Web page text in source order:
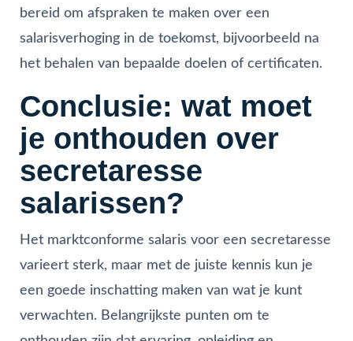
bereid om afspraken te maken over een
salarisverhoging in de toekomst, bijvoorbeeld na
het behalen van bepaalde doelen of certificaten.
Conclusie: wat moet
je onthouden over
secretaresse
salarissen?
Het marktconforme salaris voor een secretaresse
varieert sterk, maar met de juiste kennis kun je
een goede inschatting maken van wat je kunt
verwachten. Belangrijkste punten om te